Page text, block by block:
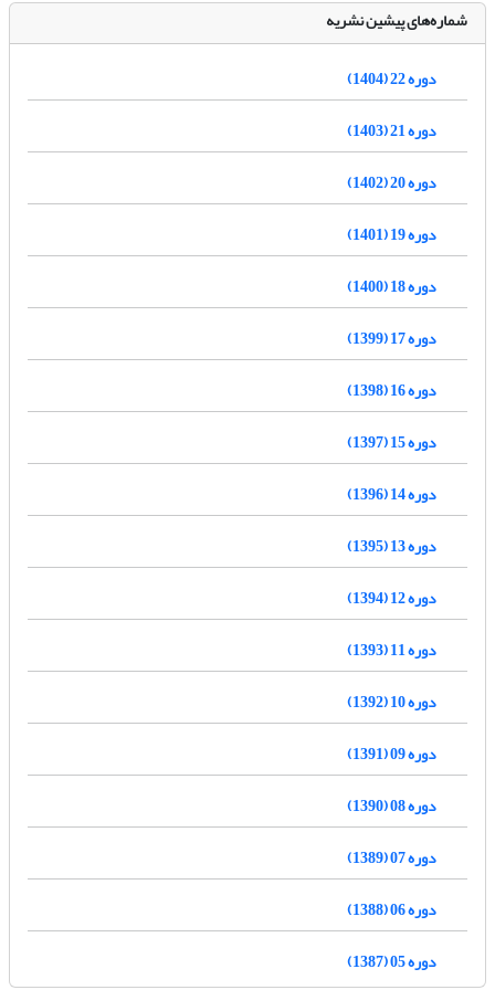
شماره‌های پیشین نشریه
دوره 22 (1404)
دوره 21 (1403)
دوره 20 (1402)
دوره 19 (1401)
دوره 18 (1400)
دوره 17 (1399)
دوره 16 (1398)
دوره 15 (1397)
دوره 14 (1396)
دوره 13 (1395)
دوره 12 (1394)
دوره 11 (1393)
دوره 10 (1392)
دوره 09 (1391)
دوره 08 (1390)
دوره 07 (1389)
دوره 06 (1388)
دوره 05 (1387)